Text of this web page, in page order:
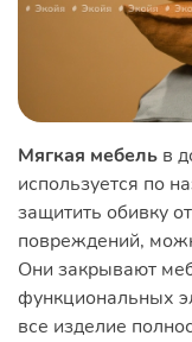
Мягкая мебель в
используется по
защитить обивку
повреждений,
Они закрывают
функциональных
все изделие